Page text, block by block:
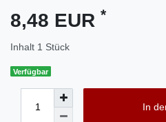
8,48 EUR *
Inhalt 1 Stück
Verfügbar
In